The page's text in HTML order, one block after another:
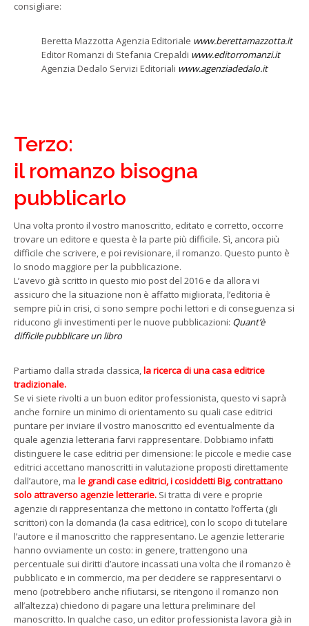
consigliare:
Beretta Mazzotta Agenzia Editoriale www.berettamazzotta.it
Editor Romanzi di Stefania Crepaldi www.editorromanzi.it
Agenzia Dedalo Servizi Editoriali www.agenziadedalo.it
Terzo:
il romanzo bisogna
pubblicarlo
Una volta pronto il vostro manoscritto, editato e corretto, occorre
trovare un editore e questa è la parte più difficile. Sì, ancora più
difficile che scrivere, e poi revisionare, il romanzo. Questo punto è
lo snodo maggiore per la pubblicazione.
L’avevo già scritto in questo mio post del 2016 e da allora vi
assicuro che la situazione non è affatto migliorata, l’editoria è
sempre più in crisi, ci sono sempre pochi lettori e di conseguenza si
riducono gli investimenti per le nuove pubblicazioni: Quant’è
difficile pubblicare un libro
Partiamo dalla strada classica,la ricerca di una casa editrice
tradizionale.
Se vi siete rivolti a un buon editor professionista, questo vi saprà
anche fornire un minimo di orientamento su quali case editrici
puntare per inviare il vostro manoscritto ed eventualmente da
quale agenzia letteraria farvi rappresentare. Dobbiamo infatti
distinguere le case editrici per dimensione: le piccole e medie case
editrici accettano manoscritti in valutazione proposti direttamente
dall’autore, ma le grandi case editrici, i cosiddetti Big, contrattano
solo attraverso agenzie letterarie. Si tratta di vere e proprie
agenzie di rappresentanza che mettono in contatto l’offerta (gli
scrittori) con la domanda (la casa editrice), con lo scopo di tutelare
l’autore e il manoscritto che rappresentano. Le agenzie letterarie
hanno ovviamente un costo: in genere, trattengono una
percentuale sui diritti d’autore incassati una volta che il romanzo è
pubblicato e in commercio, ma per decidere se rappresentarvi o
meno (potrebbero anche rifiutarsi, se ritengono il romanzo non
all’altezza) chiedono di pagare una lettura preliminare del
manoscritto. In qualche caso, un editor professionista lavora già in